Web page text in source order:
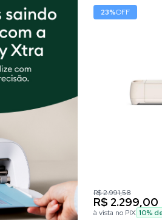
23%OFF
R$ 2.991,58
R$ 2.299,00
à vista no PIX 10%